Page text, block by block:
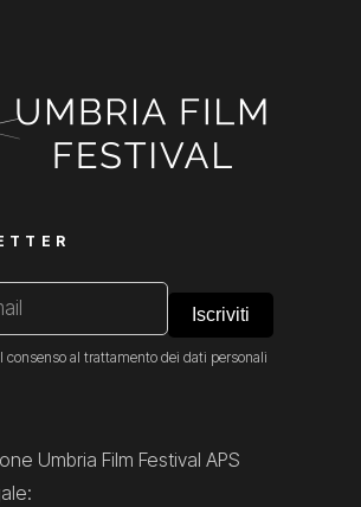
consenso al trattamento dei dati personali
Umbria Film Festival APS